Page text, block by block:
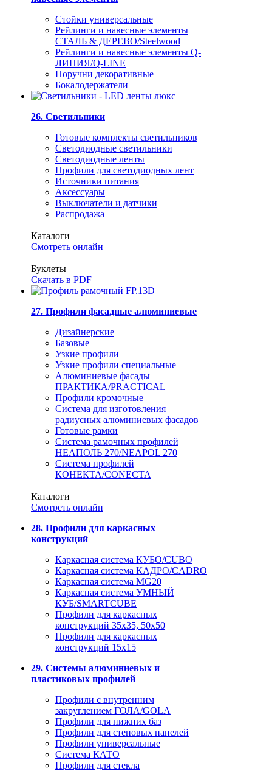
Стойки универсальные
Рейлинги и навесные элементы
СТАЛЬ & ДЕРЕВО/Steelwood
Рейлинги и навесные элементы Q-
ЛИНИЯ/Q-LINE
Поручни декоративные
Бокалодержатели
26. Светильники
Готовые комплекты светильников
Светодиодные светильники
Светодиодные ленты
Профили для светодиодных лент
Источники питания
Аксессуары
Выключатели и датчики
Распродажа
Каталоги
Смотреть онлайн
Буклеты
Скачать в PDF
27. Профили фасадные алюминиевые
Дизайнерские
Базовые
Узкие профили
Узкие профили специальные
Алюминиевые фасады
ПРАКТИКА/PRACTICAL
Профили кромочные
Система для изготовления
радиусных алюминиевых фасадов
Готовые рамки
Система рамочных профилей
НЕАПОЛЬ 270/NEAPOL 270
Система профилей
КОНЕКТА/CONECTA
Каталоги
Смотреть онлайн
28. Профили для каркасных
конструкций
Каркасная система КУБО/CUBO
Каркасная система КАДРО/CADRO
Каркасная система MG20
Каркасная система УМНЫЙ
КУБ/SMARTCUBE
Профили для каркасных
конструкций 35x35, 50x50
Профили для каркасных
конструкций 15х15
29. Системы алюминиевых и
пластиковых профилей
Профили с внутренним
закруглением ГОЛА/GOLA
Профили для нижних баз
Профили для стеновых панелей
Профили универсальные
Система КАТО
Профили для стекла